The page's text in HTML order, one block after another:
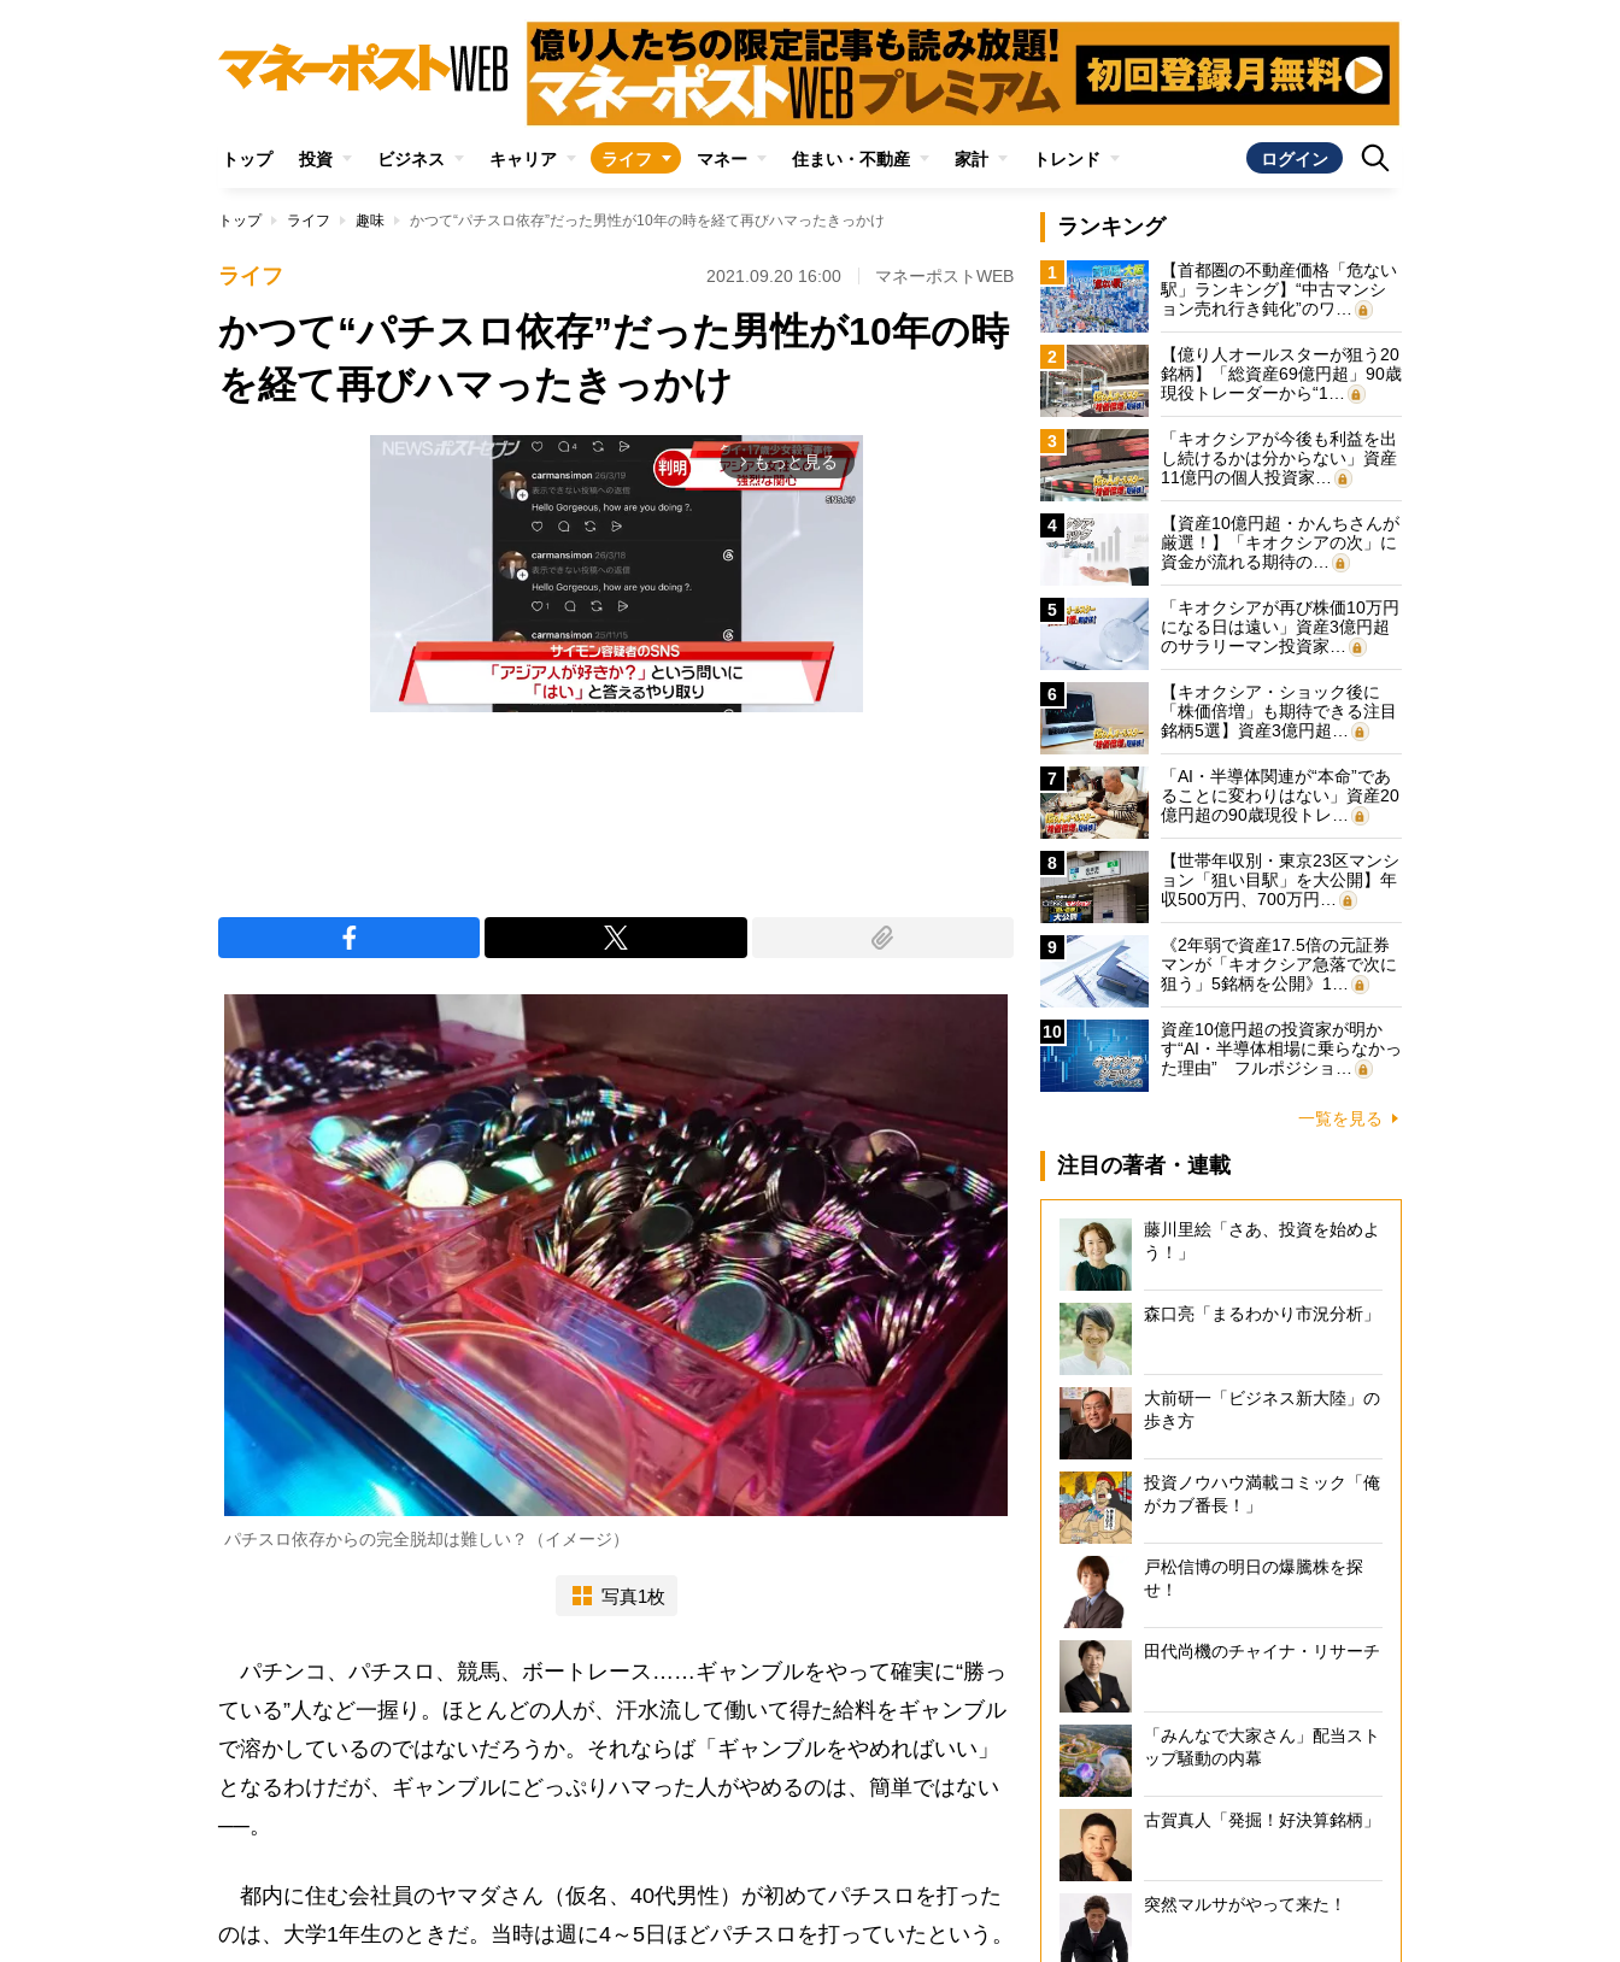
トップ 投資 ビジネス キャリア ライフ マネー 住まい・不動産 家計 トレンド ログイン
トップ ライフ 趣味 かつて“パチスロ依存”だった男性が10年の時を経て再びハマったきっかけ
ライフ 2021.09.20 16:00 マネーポストWEB
かつて“パチスロ依存”だった男性が10年の時
を経て再びハマったきっかけ
arrow_forward_ios もっと見る
パチスロ依存からの完全脱却は難しい？（イメージ）
写真1枚
パチンコ、パチスロ、競馬、ボートレース……ギャンブルをやって確実に“勝っ
ている”人など一握り。ほとんどの人が、汗水流して働いて得た給料をギャンブル
で溶かしているのではないだろうか。それならば「ギャンブルをやめればいい」
となるわけだが、ギャンブルにどっぷりハマった人がやめるのは、簡単ではない
──。
都内に住む会社員のヤマダさん（仮名、40代男性）が初めてパチスロを打った
のは、大学1年生のときだ。当時は週に4～5日ほどパチスロを打っていたという。
ランキング
1
【首都圏の不動産価格「危ない
駅」ランキング】“中古マンシ
ョン売れ行き鈍化”のワ…
2
【億り人オールスターが狙う20
銘柄】「総資産69億円超」90歳
現役トレーダーから“1…
3
「キオクシアが今後も利益を出
し続けるかは分からない」資産
11億円の個人投資家…
4
【資産10億円超・かんちさんが
厳選！】「キオクシアの次」に
資金が流れる期待の…
5
「キオクシアが再び株価10万円
になる日は遠い」資産3億円超
のサラリーマン投資家…
6
【キオクシア・ショック後に
「株価倍増」も期待できる注目
銘柄5選】資産3億円超…
7
「AI・半導体関連が“本命”であ
ることに変わりはない」資産20
億円超の90歳現役トレ…
8
【世帯年収別・東京23区マンシ
ョン「狙い目駅」を大公開】年
収500万円、700万円…
9
《2年弱で資産17.5倍の元証券
マンが「キオクシア急落で次に
狙う」5銘柄を公開》1…
10
資産10億円超の投資家が明か
す“AI・半導体相場に乗らなかっ
た理由” フルポジショ…
一覧を見る
注目の著者・連載
藤川里絵「さあ、投資を始めよ
う！」
森口亮「まるわかり市況分析」
大前研一「ビジネス新大陸」の
歩き方
投資ノウハウ満載コミック「俺
がカブ番長！」
戸松信博の明日の爆騰株を探
せ！
田代尚機のチャイナ・リサーチ
「みんなで大家さん」配当スト
ップ騒動の内幕
古賀真人「発掘！好決算銘柄」
突然マルサがやって来た！